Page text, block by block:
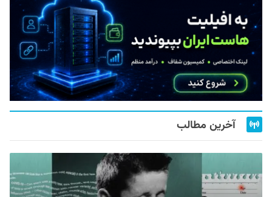
آخرین مطالب